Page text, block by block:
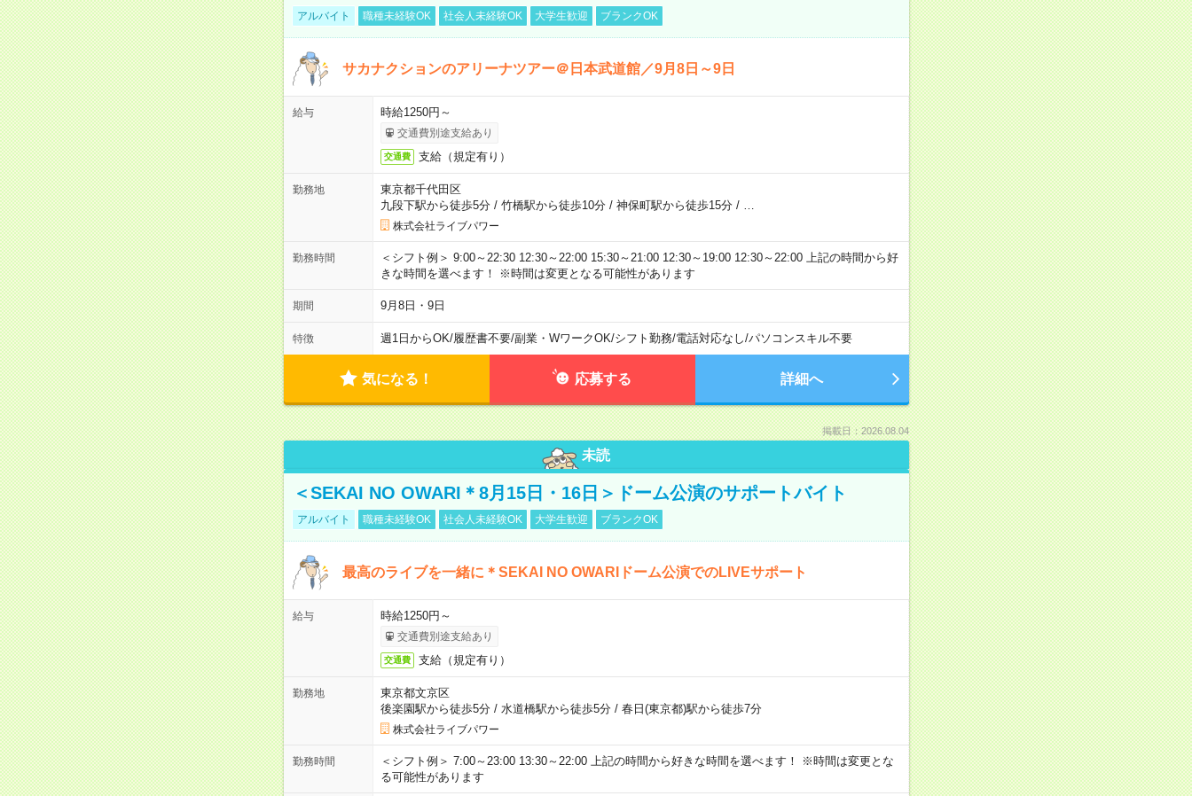
アルバイト 職種未経験OK 社会人未経験OK 大学生歓迎 ブランクOK
サカナクションのアリーナツアー＠日本武道館／9月8日～9日
給与 時給1250円～
交通費別途支給あり
交通費 支給（規定有り）
勤務地
東京都千代田区
九段下駅から徒歩5分/ 竹橋駅から徒歩10分/ 神保町駅から徒歩15分/
株式会社ライブパワー
勤務時間
＜シフト例＞ 9:00～22:30 12:30～22:00 15:30～21:00 12:30～19:00 12:30～22:00 上記の時間から好
きな時間を選べます！ ※時間は変更となる可能性があります
期間 9月8日・9日
特徴 週1日からOK/履歴書不要/副業・WワークOK/シフト勤務/電話対応なし/パソコンスキル不要
気になる！ 応募する 詳細へ
掲載日：2026.08.04
未読
＜SEKAI NO OWARI＊8月15日・16日＞ドーム公演のサポートバイト
アルバイト 職種未経験OK 社会人未経験OK 大学生歓迎 ブランクOK
最高のライブを一緒に＊SEKAI NO OWARIドーム公演でのLIVEサポート
給与 時給1250円～
交通費別途支給あり
交通費 支給（規定有り）
勤務地
東京都文京区
後楽園駅から徒歩5分/ 水道橋駅から徒歩5分/ 春日(東京都)駅から徒歩7分
株式会社ライブパワー
勤務時間
＜シフト例＞ 7:00～23:00 13:30～22:00 上記の時間から好きな時間を選べます！ ※時間は変更とな
る可能性があります